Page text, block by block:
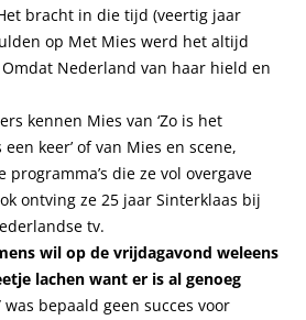
Het bracht in die tijd (veertig jaar
op Met Mies werd het altijd
Omdat Nederland van haar hield en
kennen Mies van ‘Zo is het
keer’ of van Mies en scene,
die ze vol overgave
ontving ze 25 jaar Sinterklaas bij
tv.
wil op de vrijdagavond weleens
lachen want er is al genoeg
was bepaald geen succes voor